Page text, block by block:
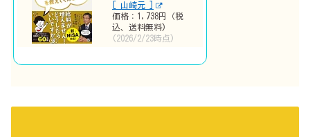
[ 山崎元 ]
価格：1,738円（税
込、送料無料)
(2026/2/23時点)